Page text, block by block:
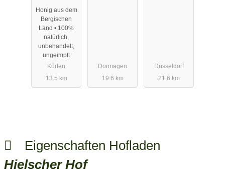
Honig aus dem
Bergischen
Land • 100%
natürlich,
unbehandelt,
ungeimpft
Kürten
13.5 km
Dormagen
19.6 km
Düsseldorf
21.6 km
Eigenschaften Hofladen
Hielscher Hof